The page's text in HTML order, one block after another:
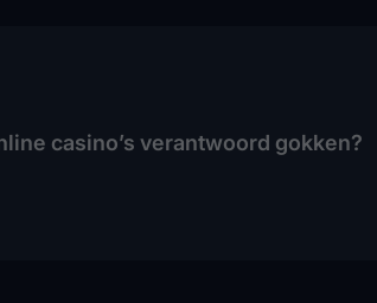
casino’s verantwoord gokken?